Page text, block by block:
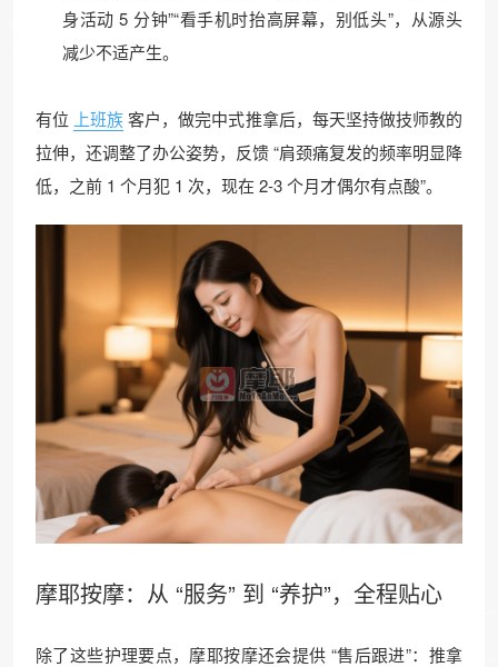
身活动 5 分钟”“看手机时抬高屏幕，别低头”，从源头
减少不适产生。
有位 上班族 客户，做完中式推拿后，每天坚持做技师教的
拉伸，还调整了办公姿势，反馈 “肩颈痛复发的频率明显降
低，之前 1 个月犯 1 次，现在 2-3 个月才偶尔有点酸”。
摩耶按摩：从 “服务” 到 “养护”，全程贴心
除了这些护理要点，摩耶按摩还会提供 “售后跟进”：推拿